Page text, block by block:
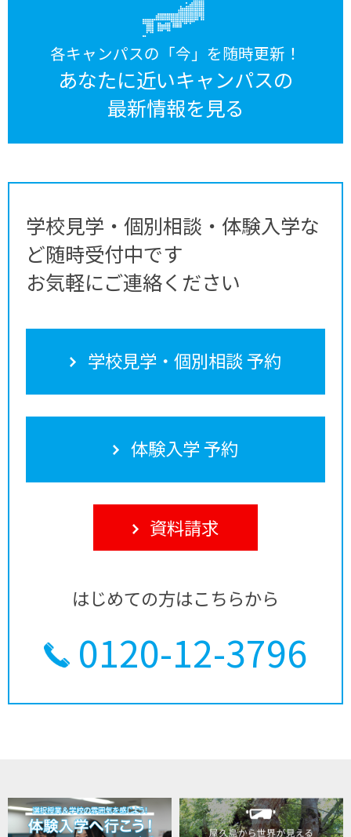
各キャンパスの「今」を随時更新！
あなたに近いキャンパスの
最新情報を見る
学校見学・個別相談・体験入学な
ど随時受付中です
お気軽にご連絡ください
学校見学・個別相談 予約
体験入学 予約
資料請求
はじめての方はこちらから
0120-12-3796